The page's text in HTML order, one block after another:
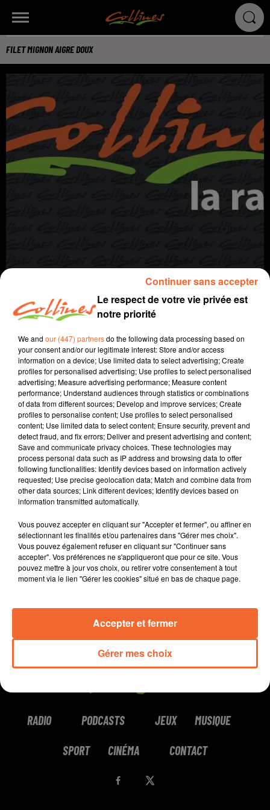
FILET MIGNON AIGRE DOUX
recette cuisine
27 mars 2021 - 3 min 37 sec
FILET MIGNON AIGRE DOUX
David Puaud
Qu'est-ce qu'on mange ?
Recette présentée par Anne et Jacqueline
0:00 3 min 37 sec
RADIO PODCASTS JEUX MUSIQUE
SPORT CINÉMA CONTACT
Le respect de votre vie privée est
notre priorité
We and our (447) partnersdo the following data processing based on
your consent and/or our legitimate interest: Store and/or access
information on a device; Use limited data to select advertising; Create
profiles for personalised advertising; Use profiles to select personalised
advertising; Measure advertising performance; Measure content
performance; Understand audiences through statistics or combinations
of data from different sources; Develop and improve services; Create
profiles to personalise content; Use profiles to select personalised
content; Use limited data to select content; Ensure security, prevent and
detect fraud, and fix errors; Deliver and present advertising and content;
Save and communicate privacy choices. These technologies may
process personal data such as IP address and browsing data to offer
following functionalities: Identify devices based on information actively
requested; Use precise geolocation data; Match and combine data from
other data sources; Link different devices; Identify devices based on
information transmitted automatically.
Vous pouvez accepter en cliquant sur "Accepter et fermer", ou affiner en
sélectionnant les finalités et/ou partenaires dans "Gérer mes choix".
Vous pouvez également refuser en cliquant sur "Continuer sans
accepter". Vos préférences ne s'appliqueront que pour ce site. Vous
pouvez mettre à jour vos choix, ou retirer votre consentement à tout
moment via le lien "Gérer les cookies" situé en bas de chaque page.
Gérer mes choix
Accepter et fermer
Continuer sans accepter